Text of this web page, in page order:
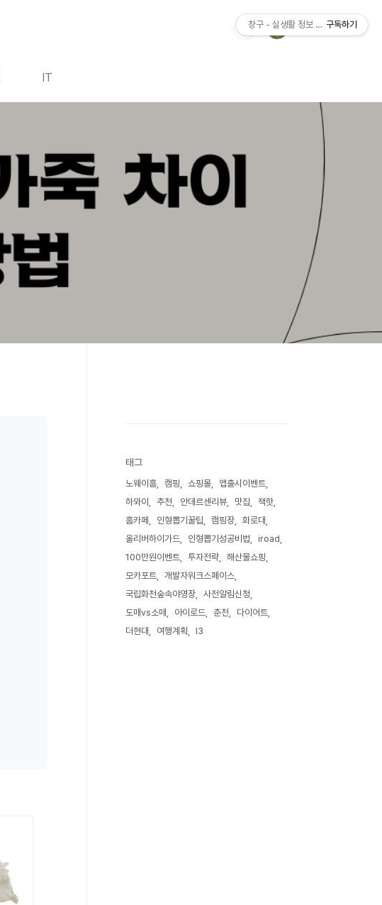
IT
태그
노웨이홈 캠핑 쇼핑몰
앱출시이벤트
하와이
추천 안데르센리뷰 맛집
잭핫
홈카페
인형뽑기꿀팁 캠핑장
화로대
올리버하이가드
인형뽑기성공비법
iroad
100만원이벤트
투자전략
해산물쇼핑
모카포트
개발자워크스페이스
국립화천숲속야영장
사전알림신청
도매vs소매
아이로드 춘천
다이어트
더현대
여행계획 I3
창구 - 실생활 정보 가이드구독하기